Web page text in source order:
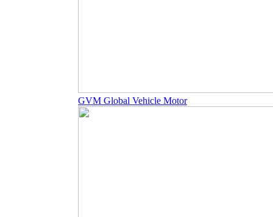
GVM Global Vehicle Motor